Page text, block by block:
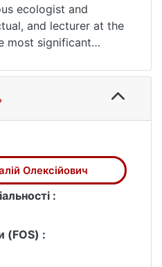
ecologist and
and lecturer at the
most significant
of energetic
and the population,
basis of adaptation
He was the author of
the field of theoretical
of the longest
mammal
fifty years of his life
picture of nature,
its principles
Олексійович
:
(FOS) :